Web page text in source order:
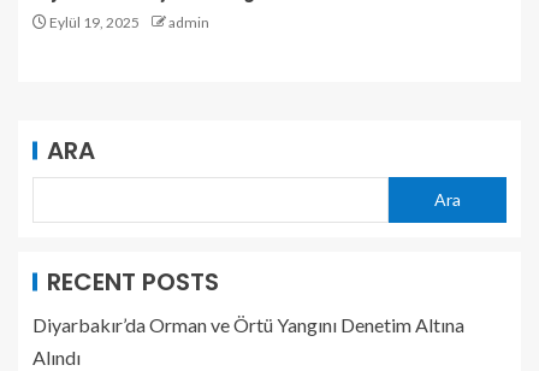
Eylül 19, 2025 admin
ARA
Ara
RECENT POSTS
Diyarbakır’da Orman ve Örtü Yangını Denetim Altına
Alındı